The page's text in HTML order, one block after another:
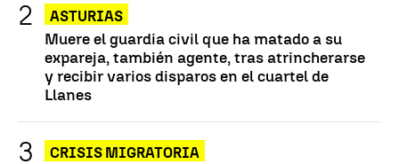
ASTURIAS
Muere el guardia civil que ha matado a su
expareja, también agente, tras atrincherarse
y recibir varios disparos en el cuartel de
Llanes
CRISIS MIGRATORIA